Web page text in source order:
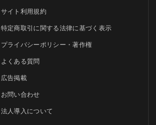
サイト利用規約
特定商取引に関する法律に基づく表示
プライバシーポリシー・著作権
よくある質問
広告掲載
お問い合わせ
法人導入について